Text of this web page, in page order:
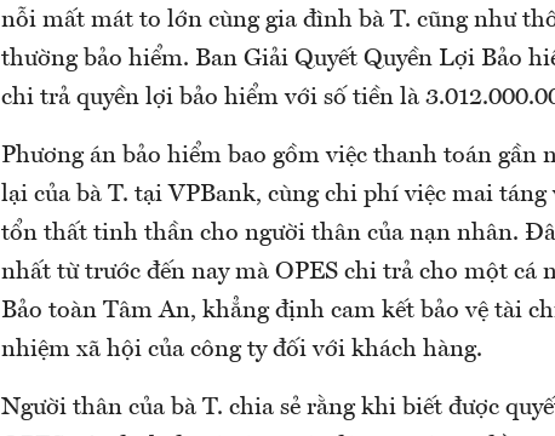
nỗi mất mát to lớn cùng gia đình bà T. cũng như
thường bảo hiểm. Ban Giải Quyết Quyền Lợi Bảo
chi trả quyền lợi bảo hiểm với số tiền là
Phương án bảo hiểm bao gồm việc thanh toán gần
lại của bà T. tại VPBank, cùng chi phí việc mai táng
tổn thất tinh thần cho người thân của nạn nhân.
nhất từ trước đến nay mà OPES chi trả cho một cá
Bảo toàn Tâm An, khẳng định cam kết bảo vệ tài
nhiệm xã hội của công ty đối với khách hàng.
Người thân của bà T. chia sẻ rằng khi biết được